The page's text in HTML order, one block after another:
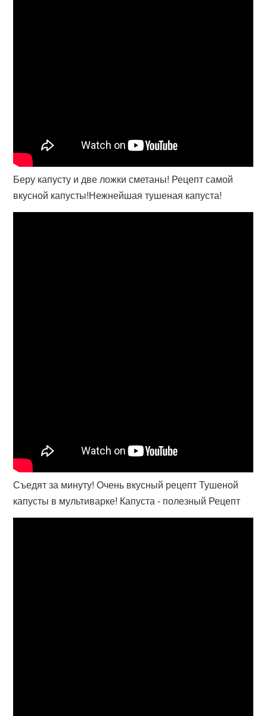
Беру капусту и две ложки сметаны! Рецепт самой
вкусной капусты!Нежнейшая тушеная капуста!
Съедят за минуту! Очень вкусный рецепт Тушеной
капусты в мультиварке! Капуста - полезный Рецепт